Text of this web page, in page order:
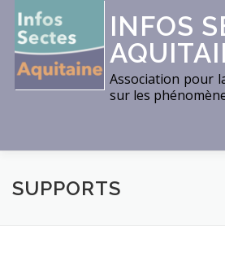
Aller
contenu
INFOS
Association pour
sur les
ACCUEIL THÈMES
SUPPORTS